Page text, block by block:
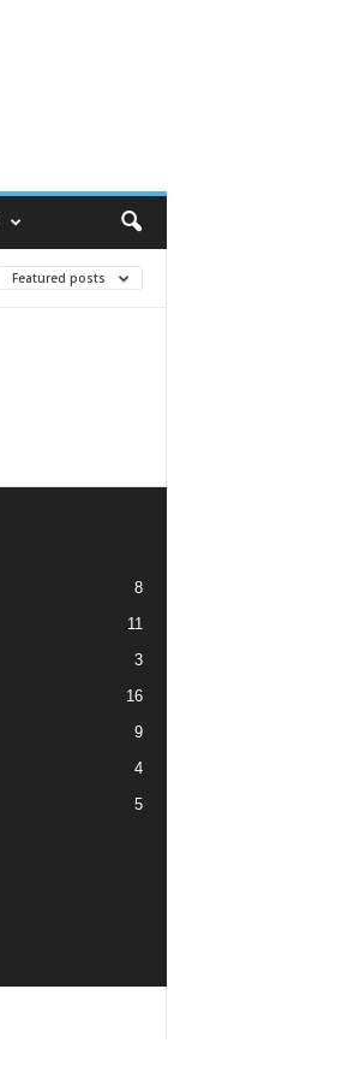
Featured posts
8
11
3
16
9
4
5